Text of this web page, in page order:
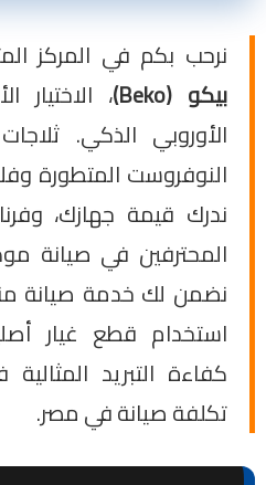
نرحب بكم في المركز
بيكو (Beko)
، الاختيار
الأوروبي الذكي.
النوفروست المتطورة
ندرك قيمة جهازك،
المحترفين في صيانة
نضمن لك خدمة صيانة
كفاءة التبريد
تكلفة صيانة في مصر.